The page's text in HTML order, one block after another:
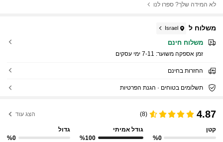
לא המידה שלך? ספרו לנו
משלוח ל Israel
משלוח חינם
זמן אספקה ​​משוער: 7-11 ימי עסקים
החזרות בחינם
תשלומים בטוחים · הגנת הפרטיות
4.87
(8) הצג עוד
קטן
%0
גודל אמיתי
%100
גדול
%0